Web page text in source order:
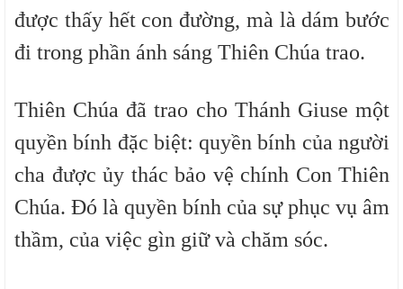
được thấy hết con đường, mà là dám bước
đi trong phần ánh sáng Thiên Chúa trao.
Thiên Chúa đã trao cho Thánh Giuse một
quyền bính đặc biệt: quyền bính của người
cha được ủy thác bảo vệ chính Con Thiên
Chúa. Đó là quyền bính của sự phục vụ âm
thầm, của việc gìn giữ và chăm sóc.